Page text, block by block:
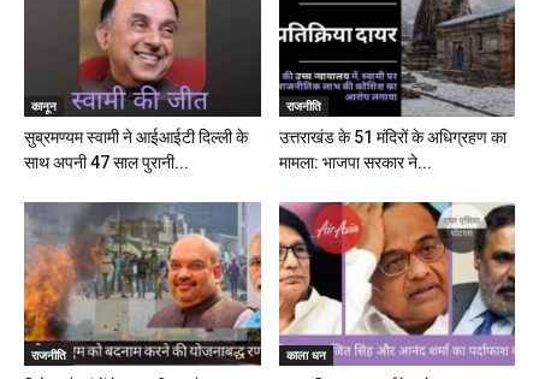
कानून
सुब्रमण्यम स्वामी ने आईआईटी दिल्ली के
साथ अपनी 47 साल पुरानी...
राजनीति
उत्तराखंड के 51 मंदिरों के अधिग्रहण का
मामला: भाजपा सरकार ने...
राजनीति काला धन